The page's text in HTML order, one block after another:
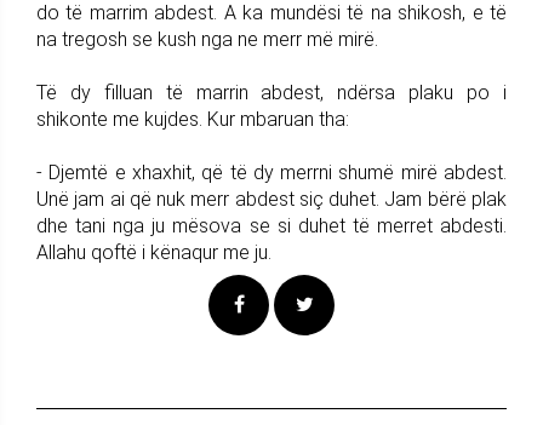
do të marrim abdest. A ka mundësi të na shikosh, e të
na tregosh se kush nga ne merr më mirë.
Të dy filluan të marrin abdest, ndërsa plaku po i
shikonte me kujdes. Kur mbaruan tha:
- Djemtë e xhaxhit, që të dy merrni shumë mirë abdest.
Unë jam ai që nuk merr abdest siç duhet. Jam bërë plak
dhe tani nga ju mësova se si duhet të merret abdesti.
Allahu qoftë i kënaqur me ju.